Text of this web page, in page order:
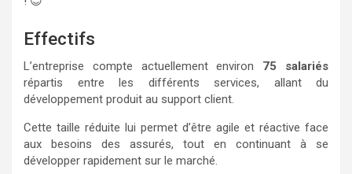
Effectifs
L’entreprise compte actuellement environ 75 salariés
répartis entre les différents services, allant du
développement produit au support client.
Cette taille réduite lui permet d’être agile et réactive face
aux besoins des assurés, tout en continuant à se
développer rapidement sur le marché.